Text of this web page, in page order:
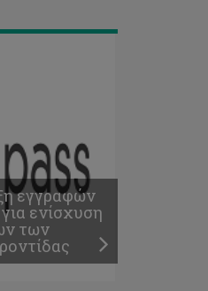
εγγραφών
ενίσχυση
των